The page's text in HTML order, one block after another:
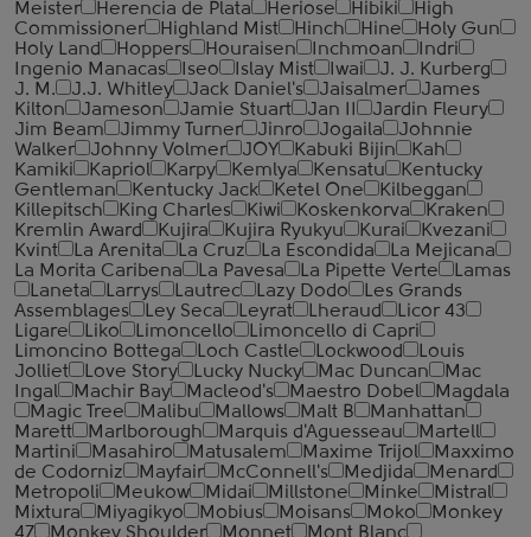
Meister
Herencia de Plata Heriose Hibiki
High
Commissioner
Highland Mist Hinch Hine
Holy Gun
Holy Land
Hoppers Houraisen Inchmoan
Indri
Ingenio Manacas
Iseo Islay Mist Iwai
J. J. Kurberg
J. M.
J.J. Whitley Jack Daniel's Jaisalmer
James
Kilton
Jameson Jamie Stuart Jan II
Jardin Fleury
Jim Beam
Jimmy Turner Jinro Jogaila
Johnnie
Walker
Johnny Volmer JOY Kabuki Bijin
Kah
Kamiki
Kapriol Karpy Kemlya Kensatu
Kentucky
Gentleman
Kentucky Jack Ketel One
Kilbeggan
Killepitsch
King Charles Kiwi Koskenkorva
Kraken
Kremlin Award
Kujira Kujira Ryukyu Kurai
Kvezani
Kvint
La Arenita La Cruz La Escondida
La Mejicana
La Morita Caribena
La Pavesa La Pipette Verte
Lamas
Laneta
Larrys Lautrec Lazy Dodo
Les Grands
Assemblages
Ley Seca Leyrat Lheraud
Licor 43
Ligare
Liko Limoncello
Limoncello di Capri
Limoncino Bottega
Loch Castle Lockwood
Louis
Jolliet
Love Story Lucky Nucky Mac Duncan
Mac
Ingal
Machir Bay Macleod's Maestro Dobel
Magdala
Magic Tree
Malibu Mallows Malt B
Manhattan
Marett
Marlborough Marquis d'Aguesseau
Martell
Martini
Masahiro Matusalem Maxime Trijol
Maxximo
de Codorniz
Mayfair McConnell's Medjida
Menard
Metropoli
Meukow Midai Millstone Minke
Mistral
Mixtura
Miyagikyo Mobius Moisans Moko
Monkey